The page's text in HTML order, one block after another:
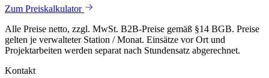
Zum Preiskalkulator
Alle Preise netto, zzgl. MwSt. B2B-Preise gemäß §14 BGB. Preise
gelten je verwalteter Station / Monat. Einsätze vor Ort und
Projektarbeiten werden separat nach Stundensatz abgerechnet.
Kontakt